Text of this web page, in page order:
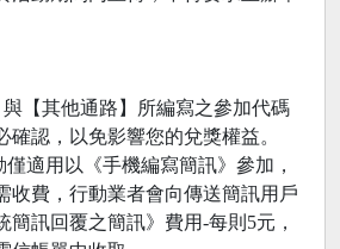
與【其他通路】所編寫之參加代碼
確認，以免影響您的兌獎權益。
適用以《手機編寫簡訊》參加，
收費，行動業者會向傳送簡訊用戶
簡訊回覆之簡訊》費用-每則5元，